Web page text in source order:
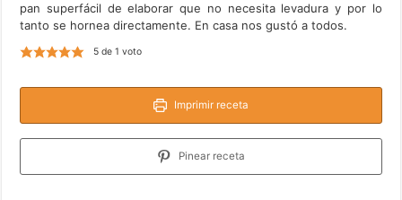
pan superfácil de elaborar que no necesita levadura y por lo
tanto se hornea directamente. En casa nos gustó a todos.
5de 1 voto
Imprimir receta
Pinear receta